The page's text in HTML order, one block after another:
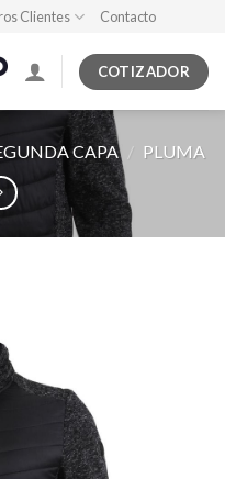
Clientes Contacto
COTIZADOR
CAPA / PLUMA